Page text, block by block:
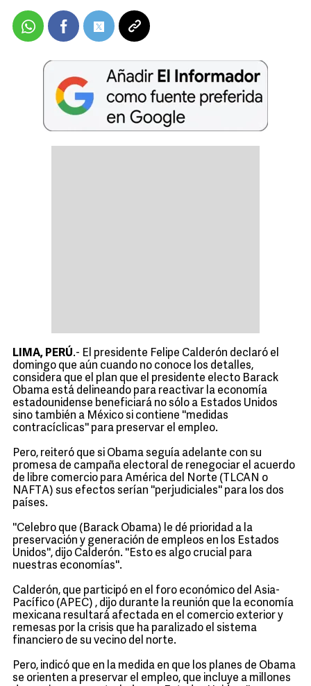
LIMA, PERÚ.- El presidente Felipe Calderón declaró el
domingo que aún cuando no conoce los detalles,
considera que el plan que el presidente electo Barack
Obama está delineando para reactivar la economía
estadounidense beneficiará no sólo a Estados Unidos
sino también a México si contiene ''medidas
contracíclicas'' para preservar el empleo.
Pero, reiteró que si Obama seguía adelante con su
promesa de campaña electoral de renegociar el acuerdo
de libre comercio para América del Norte (TLCAN o
NAFTA) sus efectos serían ''perjudiciales'' para los dos
países.
''Celebro que (Barack Obama) le dé prioridad a la
preservación y generación de empleos en los Estados
Unidos'', dijo Calderón. ''Esto es algo crucial para
nuestras economías''.
Calderón, que participó en el foro económico del Asia-
Pacífico (APEC) , dijo durante la reunión que la economía
mexicana resultará afectada en el comercio exterior y
remesas por la crisis que ha paralizado el sistema
financiero de su vecino del norte.
Pero, indicó que en la medida en que los planes de Obama
se orienten a preservar el empleo, que incluye a millones